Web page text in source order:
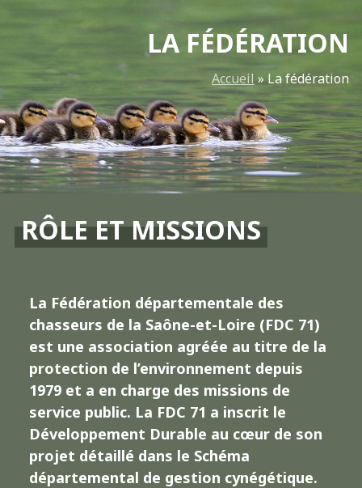
LA FÉDÉRATION
Accueil »La fédération
RÔLE ET MISSIONS
La Fédération départementale des
chasseurs de la Saône-et-Loire (FDC 71)
est une association agréée au titre de la
protection de l’environnement depuis
1979 et a en charge des missions de
service public. La FDC 71 a inscrit le
Développement Durable au cœur de son
projet détaillé dans le Schéma
départemental de gestion cynégétique.